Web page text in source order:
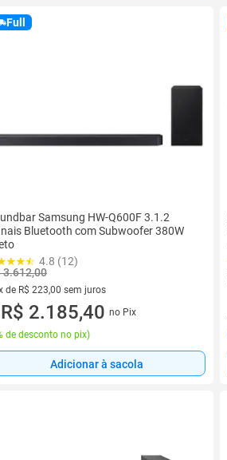
Full
Samsung HW-Q600F 3.1.2
Bluetooth com Subwoofer 380W
4.8 (12)
3.612,00
de R$ 223,00 sem juros
vez de R$ 223,00 sem juros
R$ 2.185,40 no Pix
de desconto no pix)
Adicionar à sacola